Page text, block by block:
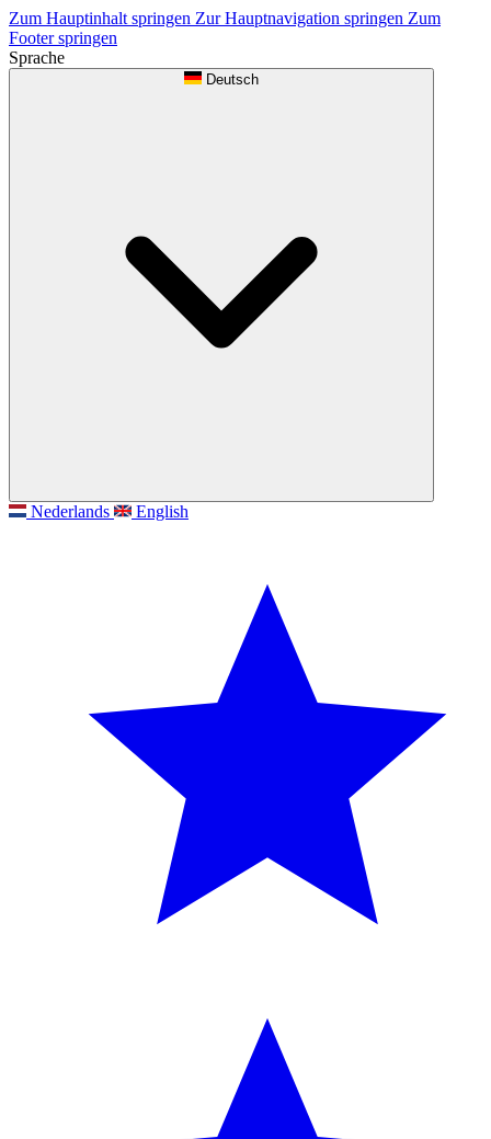
Zum Hauptinhalt springen Zur Hauptnavigation springen Zum
Footer springen
Sprache
Deutsch
Nederlands English